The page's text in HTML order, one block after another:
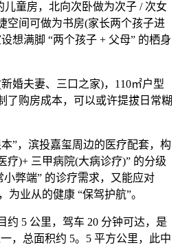
儿童房，北向次卧做为次子 / 次女
空间可做为书房(家长两个孩子进
想满脚 “两个孩子 + 父母” 的栖身
夫妻、三口之家)，110㎡户型
了购房成本，可以或许提拔日常糊
，滨投嘉玺周边的医疗配套，构
疗)+ 三甲病院(大病诊疗)” 的分级
弊端” 的诊疗需求，又能应对
为业从的健康 “保驾护航”。
5 公里，驾车 20 分钟可达，是
，总面积约 5。5 平方公里，此中